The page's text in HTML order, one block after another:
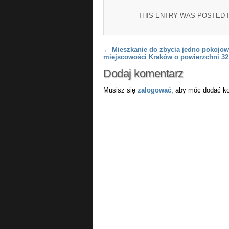
THIS ENTRY WAS POSTED
Post navigation
← Mieszkanie do zbycia jedno
miejscowości Kraków o powierzchni
Dodaj komentarz
Musisz się zalogować, aby móc dodać